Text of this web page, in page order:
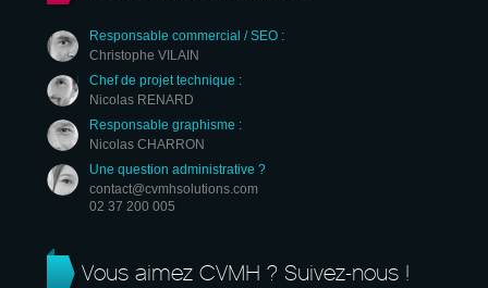
Responsable commercial / SEO :
Christophe VILAIN
Chef de projet technique :
Nicolas RENARD
Responsable graphisme :
Nicolas CHARRON
Une question administrative ?
contact@cvmhsolutions.com
02 37 200 005
Vous aimez CVMH ? Suivez-nous !